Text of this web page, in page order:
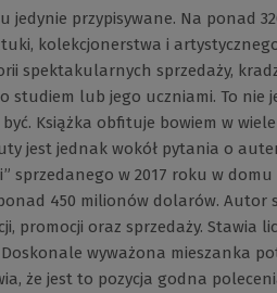
jedynie przypisywane. Na ponad
kolekcjonerstwa i
spektakularnych sprzedaży,
studiem lub jego uczniami. To nie
Książka obfituje bowiem w
jest jednak wokół pytania o
sprzedanego w 2017 roku w domu
450 milionów dolarów.
oraz sprzedaży. Stawia
wyważona mieszanka
że jest to pozycja godna